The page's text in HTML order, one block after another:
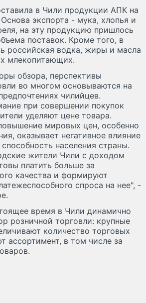
в Чили продукции АПК на
экспорта - мука, хлопья и
на эту продукцию пришлось
поставок. Кроме того, в
российская водка, жиры и масла
млекопитающих.
обзора, перспективы
во многом основываются на
чилийцев.
при совершении покупок
уделяют цене товара.
мировых цен, особенно
оказывает негативное влияние
населения страны.
жители Чили с доходом
платить больше за
качества и формируют
спроса на нее", -
время в Чили динамично
розничной торговли: крупные
количество торговых
ассортимент, в том числе за